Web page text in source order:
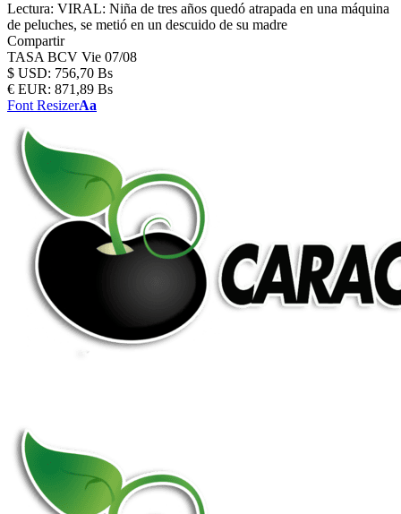
Lectura: VIRAL: Niña de tres años quedó atrapada en una máquina
de peluches, se metió en un descuido de su madre
Compartir
TASA BCV Vie 07/08
$ USD: 756,70 Bs
€ EUR: 871,89 Bs
Font ResizerAa